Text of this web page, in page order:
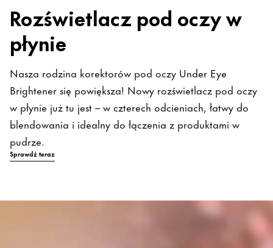
Rozświetlacz pod oczy w
płynie
Nasza rodzina korektorów pod oczy Under Eye
Brightener się powiększa! Nowy rozświetlacz pod oczy
w płynie już tu jest – w czterech odcieniach, łatwy do
blendowania i idealny do łączenia z produktami w
pudrze.
Sprawdź teraz